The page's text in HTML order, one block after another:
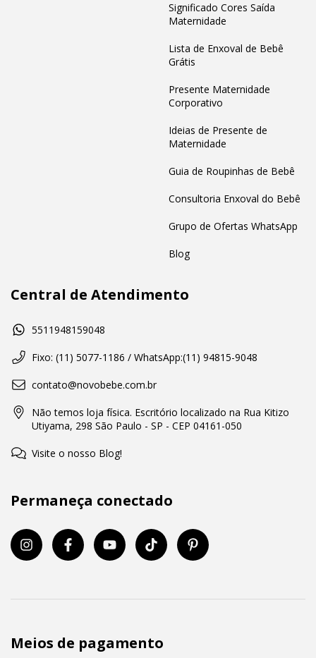
Significado Cores Saída
Maternidade
Lista de Enxoval de Bebê
Grátis
Presente Maternidade
Corporativo
Ideias de Presente de
Maternidade
Guia de Roupinhas de Bebê
Consultoria Enxoval do Bebê
Grupo de Ofertas WhatsApp
Blog
Central de Atendimento
5511948159048
Fixo: (11) 5077-1186 / WhatsApp:(11) 94815-9048
contato@novobebe.com.br
Não temos loja física. Escritório localizado na Rua Kitizo
Utiyama, 298 São Paulo - SP - CEP 04161-050
Visite o nosso Blog!
Permaneça conectado
Meios de pagamento